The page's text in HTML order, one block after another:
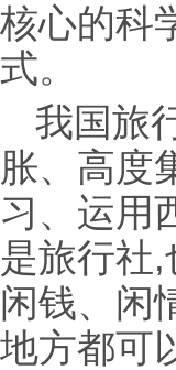
核心的科
式。
我国旅
胀、高度
习、运用
是旅行社
闲钱、闲
地方都可